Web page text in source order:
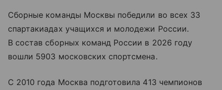
Сборные команды Москвы победили во всех 33
спартакиадах учащихся и молодежи России.
В состав сборных команд России в 2026 году
вошли 5903 московских спортсмена.
С 2010 года Москва подготовила 413 чемпионов